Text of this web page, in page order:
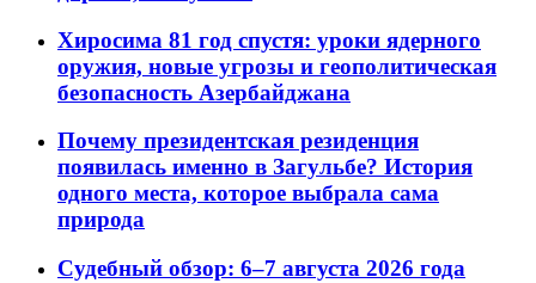
Хиросима 81 год спустя: уроки ядерного
оружия, новые угрозы и геополитическая
безопасность Азербайджана
Почему президентская резиденция
появилась именно в Загульбе? История
одного места, которое выбрала сама
природа
Судебный обзор: 6–7 августа 2026 года